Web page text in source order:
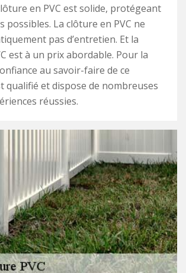
en PVC est solide, protégeant
possibles. La clôture en PVC ne
pas d’entretien. Et la
est à un prix abordable. Pour la
au savoir-faire de ce
qualifié et dispose de nombreuses
réussies.